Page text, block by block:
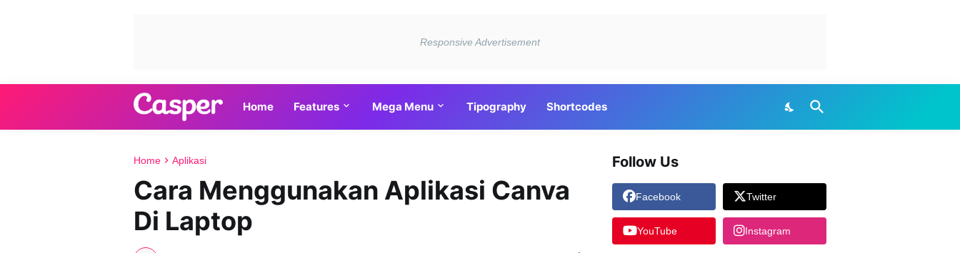
Home Features Mega Menu Tipography Shortcodes
Home Aplikasi
Cara Menggunakan Aplikasi Canva
Di Laptop
Follow Us
Facebook Twitter
YouTube Instagram